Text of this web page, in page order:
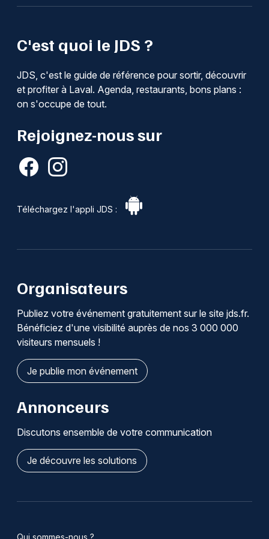
C'est quoi le JDS ?
JDS, c'est le guide de référence pour sortir, découvrir
et profiter à Laval. Agenda, restaurants, bons plans :
on s'occupe de tout.
Rejoignez-nous sur
Téléchargez l'appli JDS :
Organisateurs
Publiez votre événement gratuitement sur le site jds.fr.
Bénéficiez d'une visibilité auprès de nos 3 000 000
visiteurs mensuels !
Je publie mon événement
Annonceurs
Discutons ensemble de votre communication
Je découvre les solutions